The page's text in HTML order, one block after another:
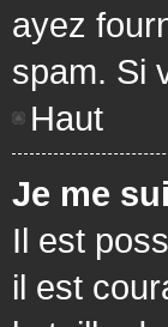
ayez
spam. Si
Haut
Je me
Il est
il est